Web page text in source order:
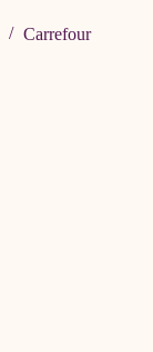
Carrefour